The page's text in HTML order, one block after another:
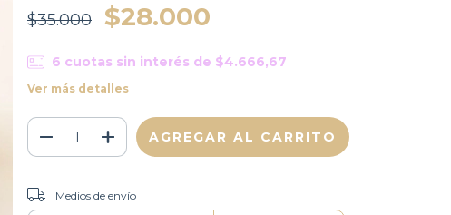
$35.000 $28.000
6 cuotas sin interés de $4.666,67
Ver más detalles
Entregas para el CP:
Medios de envío